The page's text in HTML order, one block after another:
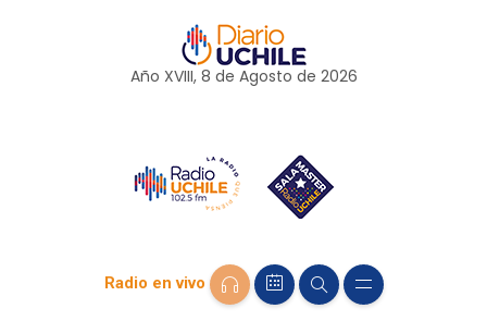
Año XVIII, 8 de Agosto de 2026
Radio en vivo